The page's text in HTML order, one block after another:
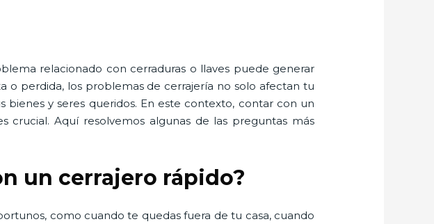
relacionado con cerraduras o llaves puede generar
o perdida, los problemas de cerrajería no solo afectan tu
y seres queridos. En este contexto, contar con un
crucial. Aquí resolvemos algunas de las preguntas más
un cerrajero rápido?
como cuando te quedas fuera de tu casa, cuando